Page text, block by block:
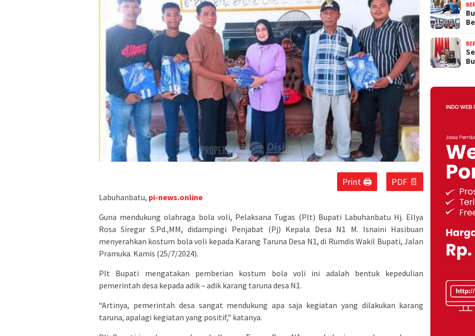
Print 🖨 PDF 📄
Labuhanbatu, pi-news.online
Guna mendukung olahraga bola voli, Pelaksana Tugas (Plt) Bupati Labuhanbatu Hj. Ellya
Rosa Siregar S.Pd.,MM, didampingi Penjabat (Pj) Kepala Desa N1 M. Isnaini Hasibuan
menyerahkan kostum bola voli kepada Karang Taruna Desa N1, di Rumdis Wakil Bupati, Jalan
Pramuka. Kamis (25/7/2024).
Plt Bupati mengatakan pemberian kostum bola voli ini adalah bentuk kepedulian
pemerintah desa kepada adik – adik karang taruna desa N1.
“Artinya, pemerintah desa sangat mendukung apa saja kegiatan yang dilakukan karang
taruna, apalagi kegiatan yang positif,” katanya.